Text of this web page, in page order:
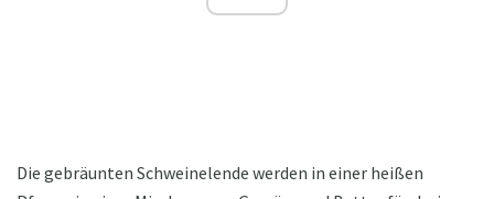
Die gebräunten Schweinelende werden in einer heißen